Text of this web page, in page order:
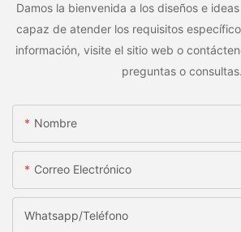
Damos la bienvenida a los diseños e
capaz de atender los requisitos
información, visite el sitio web o
preguntas o consultas.
Nombre
Correo Electrónico
Whatsapp/Teléfono